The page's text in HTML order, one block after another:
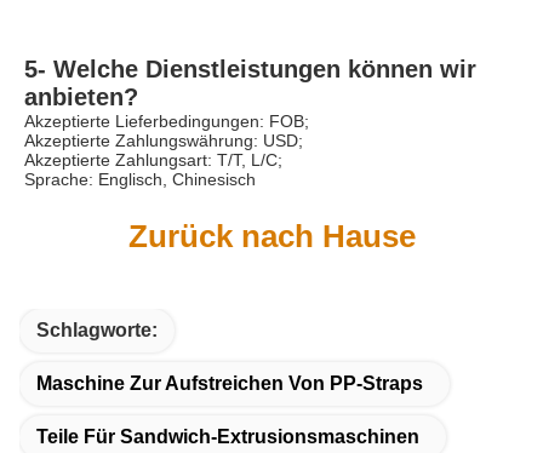
5- Welche Dienstleistungen können wir
anbieten?
Akzeptierte Lieferbedingungen: FOB;
Akzeptierte Zahlungswährung: USD;
Akzeptierte Zahlungsart: T/T, L/C;
Sprache: Englisch, Chinesisch
Zurück nach Hause
Schlagworte:
Maschine Zur Aufstreichen Von PP-Straps
Teile Für Sandwich-Extrusionsmaschinen